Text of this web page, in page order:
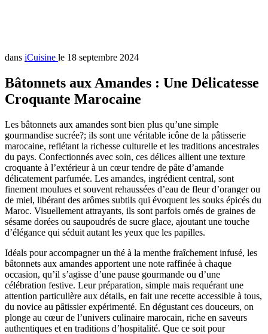
dans iCuisine le 18 septembre 2024
Bâtonnets aux Amandes : Une Délicatesse
Croquante Marocaine
Les bâtonnets aux amandes sont bien plus qu’une simple
gourmandise sucrée?; ils sont une véritable icône de la pâtisserie
marocaine, reflétant la richesse culturelle et les traditions ancestrales
du pays. Confectionnés avec soin, ces délices allient une texture
croquante à l’extérieur à un cœur tendre de pâte d’amande
délicatement parfumée. Les amandes, ingrédient central, sont
finement moulues et souvent rehaussées d’eau de fleur d’oranger ou
de miel, libérant des arômes subtils qui évoquent les souks épicés du
Maroc. Visuellement attrayants, ils sont parfois ornés de graines de
sésame dorées ou saupoudrés de sucre glace, ajoutant une touche
d’élégance qui séduit autant les yeux que les papilles.
Idéals pour accompagner un thé à la menthe fraîchement infusé, les
bâtonnets aux amandes apportent une note raffinée à chaque
occasion, qu’il s’agisse d’une pause gourmande ou d’une
célébration festive. Leur préparation, simple mais requérant une
attention particulière aux détails, en fait une recette accessible à tous,
du novice au pâtissier expérimenté. En dégustant ces douceurs, on
plonge au cœur de l’univers culinaire marocain, riche en saveurs
authentiques et en traditions d’hospitalité. Que ce soit pour